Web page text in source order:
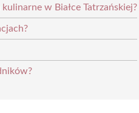
w Białce Tatrzańskiej?